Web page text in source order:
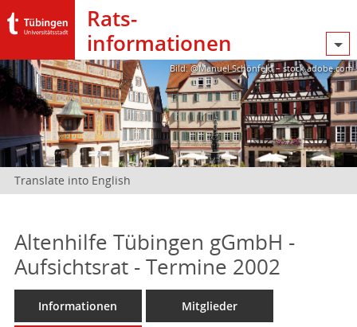
Rats­
informationen
Bild: @Manuel Schönfeld – stock.adobe.com
Translate into English
Altenhilfe Tübingen gGmbH -
Aufsichtsrat - Termine 2002
Informationen Mitglieder